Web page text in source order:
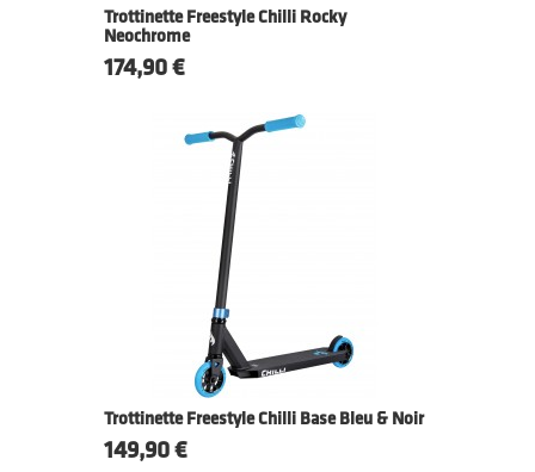
Trottinette Freestyle Chilli Rocky
Neochrome
Prix
174,90 €
Trottinette Freestyle Chilli Base Bleu & Noir
Prix
149,90 €